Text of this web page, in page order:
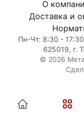
О
Доставка и
Пн-Чт: 8:30 -
625019, г.
© 2026